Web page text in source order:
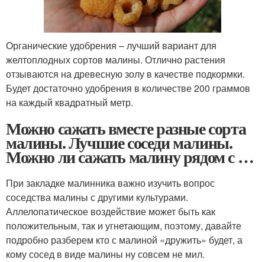
Органические удобрения – лучший вариант для
желтоплодных сортов малины. Отлично растения
отзываются на древесную золу в качестве подкормки.
Будет достаточно удобрения в количестве 200 граммов
на каждый квадратный метр.
Можно сажать вместе разные сорта
малины. Лучшие соседи малины.
Можно ли сажать малину рядом с …
При закладке малинника важно изучить вопрос
соседства малины с другими культурами.
Аллелопатическое воздействие может быть как
положительным, так и угнетающим, поэтому, давайте
подробно разберем кто с малиной «дружить» будет, а
кому сосед в виде малины ну совсем не мил.